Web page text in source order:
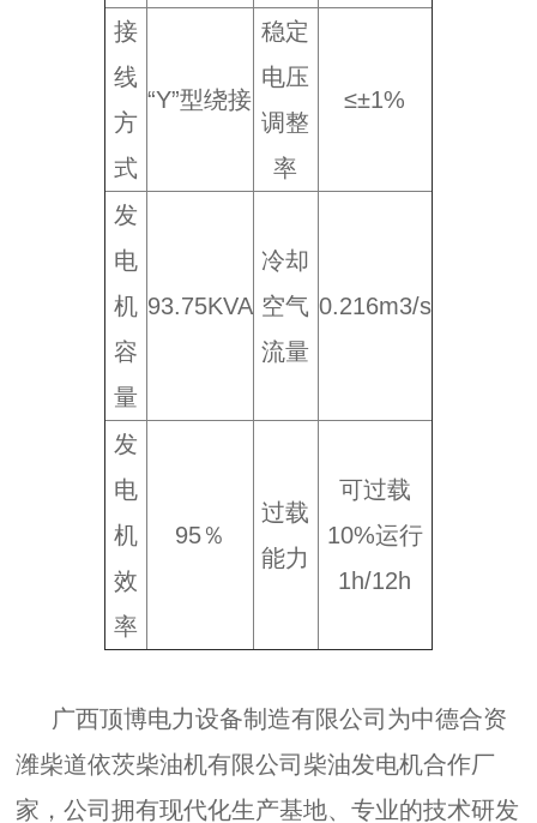
接
线
方
式
“Y”型绕接
稳定
电压
调整
率
≤±1%
发
电
机
容
量
93.75KVA
冷却
空气
流量
0.216m3/s
发
电
机
效
率
95％
过载
能力
可过载
10%运行
1h/12h
广西顶博电力设备制造有限公司为中德合资
潍柴道依茨柴油机有限公司柴油发电机合作厂
家，公司拥有现代化生产基地、专业的技术研发